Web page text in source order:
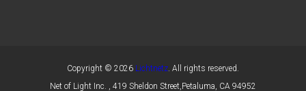
Copyright © 2026 Lichtnetz. All rights reserved.
Net of Light Inc. , 419 Sheldon Street,Petaluma, CA 94952